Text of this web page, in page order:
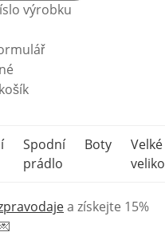
výrobku
Spodní
prádlo
Boty
Velké
a získejte 15%